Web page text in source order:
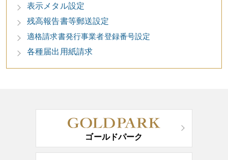
表示メタル設定
残高報告書等郵送設定
適格請求書発行事業者登録番号設定
各種届出用紙請求
ゴールドパーク